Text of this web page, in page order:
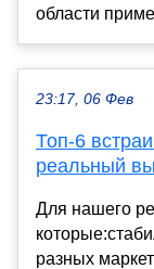
области
23:17, 06 Фев
Топ-6
реальный
Для нашего
разных